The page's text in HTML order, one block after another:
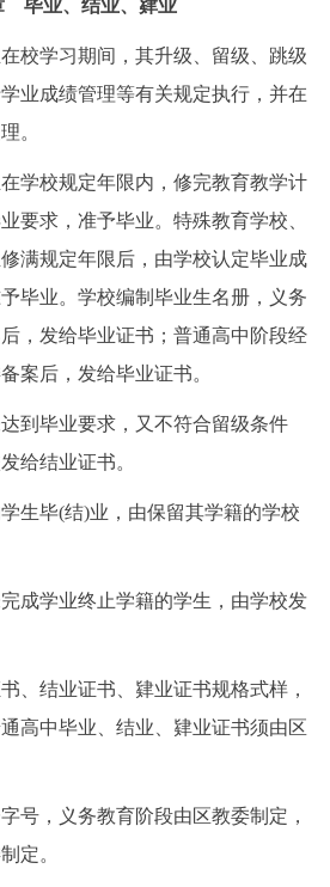
毕业、结业、肄业
校学习期间，其升级、留级、跳级
业成绩管理等有关规定执行，并在
。
学校规定年限内，修完教育教学计
要求，准予毕业。特殊教育学校、
满规定年限后，由学校认定毕业成
毕业。学校编制毕业生名册，义务
，发给毕业证书；普通高中阶段经
案后，发给毕业证书。
毕业要求，又不符合留级条件
给结业证书。
毕(结)业，由保留其学籍的学校
学业终止学籍的学生，由学校发
、结业证书、肄业证书规格式样，
高中毕业、结业、肄业证书须由区
，义务教育阶段由区教委制定，
定。